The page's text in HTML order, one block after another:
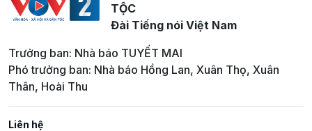
TỘC
Đài Tiếng nói Việt Nam
Trưởng ban: Nhà báo TUYẾT MAI
Phó trưởng ban: Nhà báo Hồng Lan, Xuân Thọ, Xuân
Thân, Hoài Thu
Liên hệ